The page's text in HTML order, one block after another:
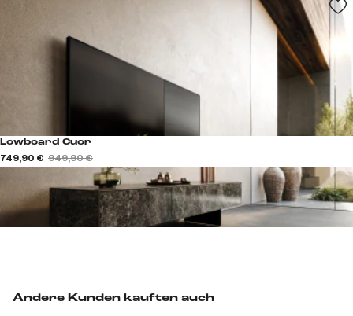
Andere Kunden kauften auch
Lowboard Cuor
749,90 € 949,90 €